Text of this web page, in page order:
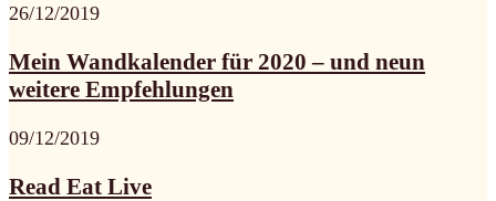
26/12/2019
Mein Wandkalender für 2020 – und neun
weitere Empfehlungen
09/12/2019
Read Eat Live